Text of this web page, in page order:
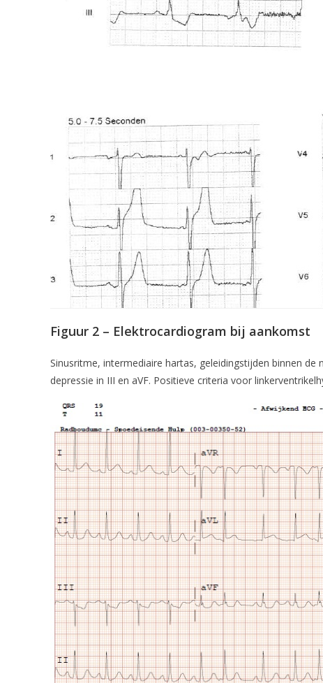
Figuur 2 – Elektrocardiogram bij aankomst
Sinusritme, intermediaire hartas, geleidingstijden binnen
depressie in III en aVF. Positieve criteria voor